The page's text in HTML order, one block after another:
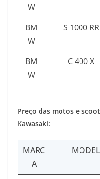
W
BM
W
S 1000 RR
BM
W
C 400 X
Preço das motos e
Kawasaki:
MARC
A